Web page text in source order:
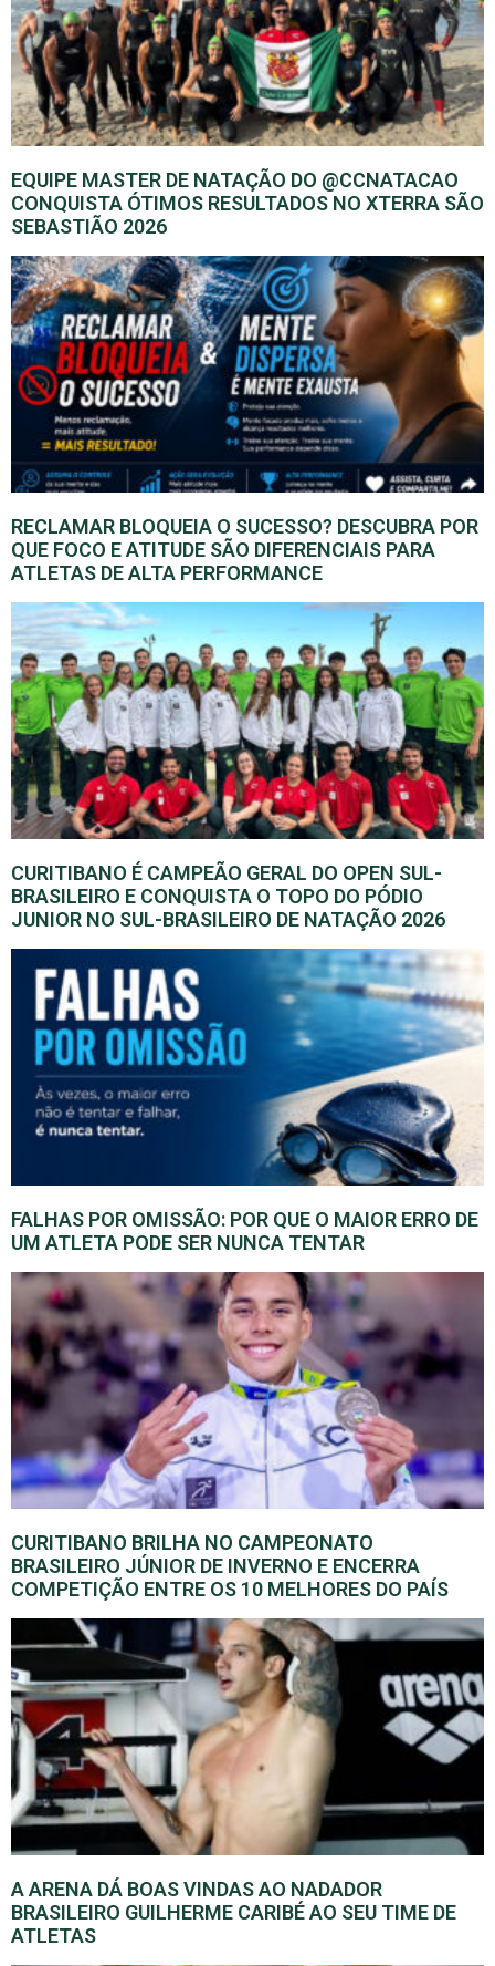
EQUIPE MASTER DE NATAÇÃO DO @CCNATACAO
CONQUISTA ÓTIMOS RESULTADOS NO XTERRA SÃO
SEBASTIÃO 2026
RECLAMAR BLOQUEIA O SUCESSO? DESCUBRA POR
QUE FOCO E ATITUDE SÃO DIFERENCIAIS PARA
ATLETAS DE ALTA PERFORMANCE
CURITIBANO É CAMPEÃO GERAL DO OPEN SUL-
BRASILEIRO E CONQUISTA O TOPO DO PÓDIO
JUNIOR NO SUL-BRASILEIRO DE NATAÇÃO 2026
FALHAS POR OMISSÃO: POR QUE O MAIOR ERRO DE
UM ATLETA PODE SER NUNCA TENTAR
CURITIBANO BRILHA NO CAMPEONATO
BRASILEIRO JÚNIOR DE INVERNO E ENCERRA
COMPETIÇÃO ENTRE OS 10 MELHORES DO PAÍS
A ARENA DÁ BOAS VINDAS AO NADADOR
BRASILEIRO GUILHERME CARIBÉ AO SEU TIME DE
ATLETAS